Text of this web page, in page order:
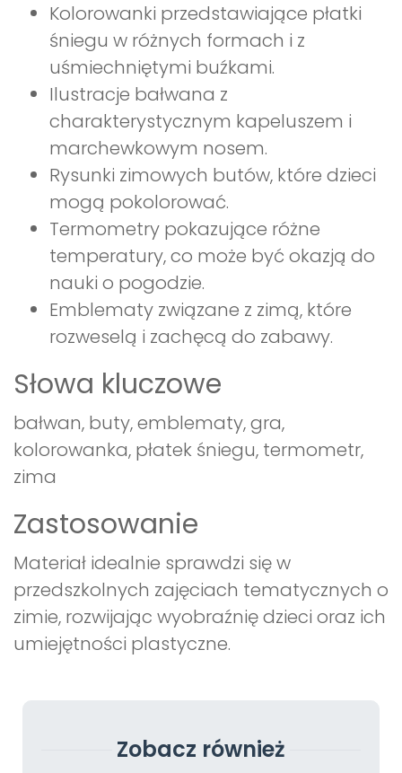
Kolorowanki przedstawiające płatki
śniegu w różnych formach i z
uśmiechniętymi buźkami.
Ilustracje bałwana z
charakterystycznym kapeluszem i
marchewkowym nosem.
Rysunki zimowych butów, które dzieci
mogą pokolorować.
Termometry pokazujące różne
temperatury, co może być okazją do
nauki o pogodzie.
Emblematy związane z zimą, które
rozweselą i zachęcą do zabawy.
Słowa kluczowe
bałwan, buty, emblematy, gra,
kolorowanka, płatek śniegu, termometr,
zima
Zastosowanie
Materiał idealnie sprawdzi się w
przedszkolnych zajęciach tematycznych o
zimie, rozwijając wyobraźnię dzieci oraz ich
umiejętności plastyczne.
Zobacz również